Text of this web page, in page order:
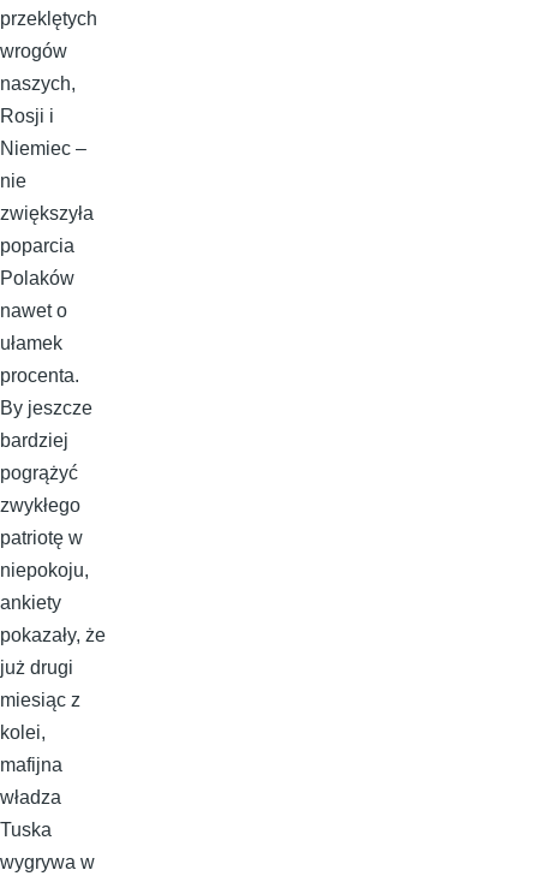
przeklętych
wrogów
naszych,
Rosji i
Niemiec –
nie
zwiększyła
poparcia
Polaków
nawet o
ułamek
procenta.
By jeszcze
bardziej
pogrążyć
zwykłego
patriotę w
niepokoju,
ankiety
pokazały, że
już drugi
miesiąc z
kolei,
mafijna
władza
Tuska
wygrywa w